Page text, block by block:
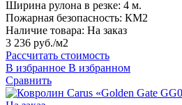
Ширина рулона в резке: 4 м.
Пожарная безопасность: КМ2
Наличие товара: На заказ
3 236 руб./м2
Рассчитать стоимость
В избранное В избранном
Сравнить